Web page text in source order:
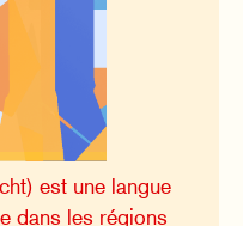
est une langue
dans les régions